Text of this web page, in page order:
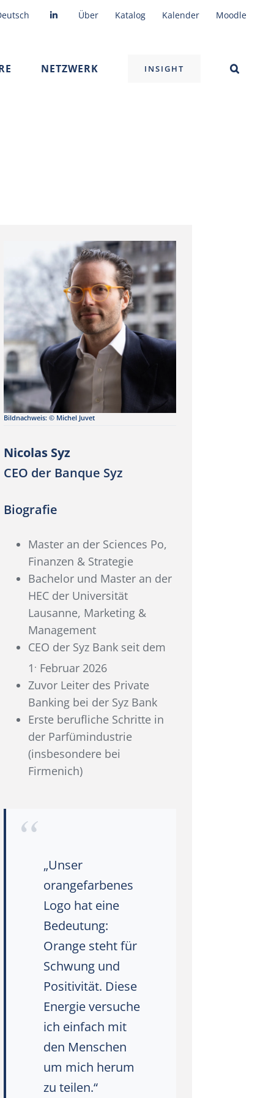
Über Katalog Kalender Moodle
NETZWERK INSIGHT
Bildnachweis: © Michel Juvet
Nicolas Syz
CEO der Banque Syz
Biografie
Master an der Sciences Po,
Finanzen & Strategie
Bachelor und Master an der
HEC der Universität
Lausanne, Marketing &
Management
CEO der Syz Bank seit dem
1 . Februar 2026
Zuvor Leiter des Private
Banking bei der Syz Bank
Erste berufliche Schritte in
der Parfümindustrie
(insbesondere bei
Firmenich)
„Unser
orangefarbenes
Logo hat eine
Bedeutung:
Orange steht für
Schwung und
Positivität. Diese
Energie versuche
ich einfach mit
den Menschen
um mich herum
zu teilen.“